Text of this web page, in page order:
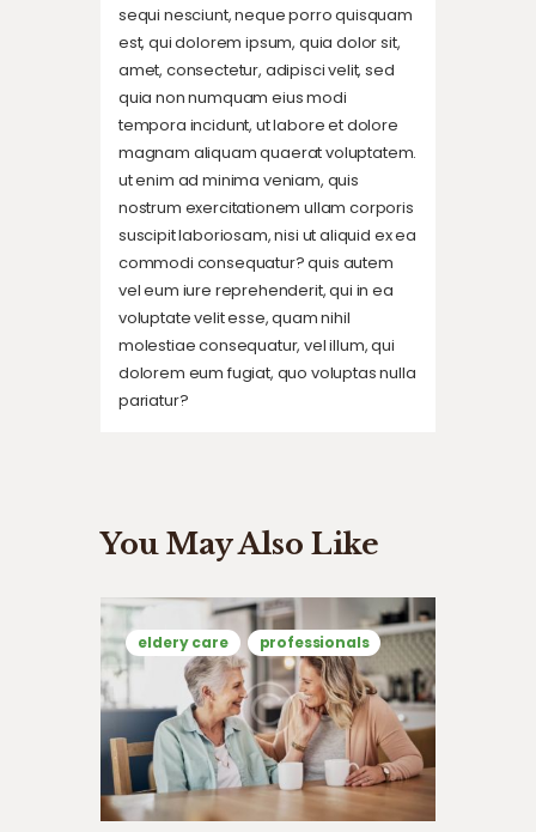
sequi nesciunt, neque porro quisquam
est, qui dolorem ipsum, quia dolor sit,
amet, consectetur, adipisci velit, sed
quia non numquam eius modi
tempora incidunt, ut labore et dolore
magnam aliquam quaerat voluptatem.
ut enim ad minima veniam, quis
nostrum exercitationem ullam corporis
suscipit laboriosam, nisi ut aliquid ex ea
commodi consequatur? quis autem
vel eum iure reprehenderit, qui in ea
voluptate velit esse, quam nihil
molestiae consequatur, vel illum, qui
dolorem eum fugiat, quo voluptas nulla
pariatur?
You May Also Like
eldery care professionals